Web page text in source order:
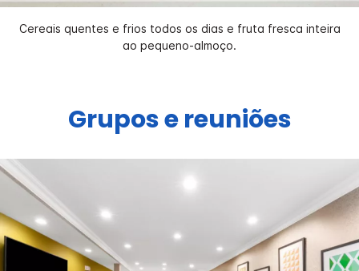
Cereais quentes e frios todos os dias e fruta fresca inteira
ao pequeno-almoço.
Grupos e reuniões